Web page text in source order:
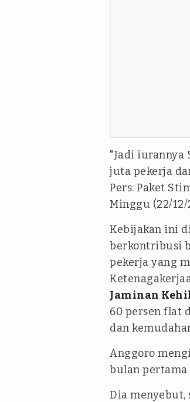
"Jadi iurannya
juta pekerja
Pers: Paket
Minggu (22/12/
Kebijakan ini
berkontribusi
pekerja yang
Jaminan
60 persen flat
dan
Anggoro
bulan pertama
Dia menyebut,